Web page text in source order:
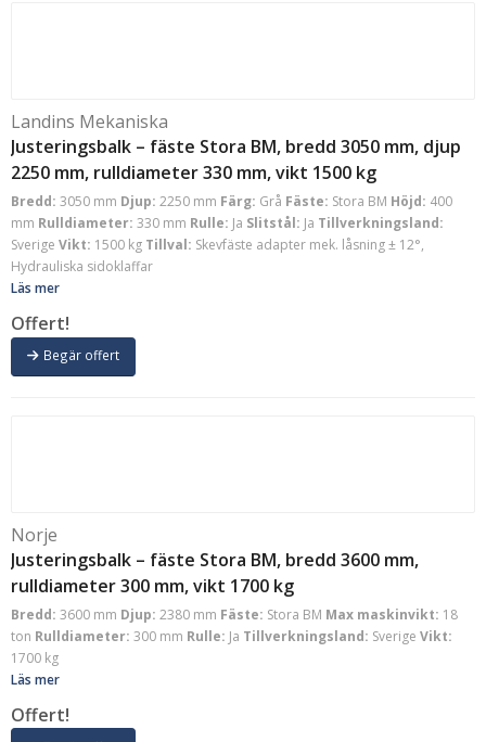
Landins Mekaniska
Justeringsbalk – fäste Stora BM, bredd 3050 mm, djup
2250 mm, rulldiameter 330 mm, vikt 1500 kg
Bredd: 3050 mm Djup: 2250 mm Färg: Grå Fäste: Stora BM Höjd: 400
mm Rulldiameter: 330 mm Rulle: Ja Slitstål: Ja Tillverkningsland:
Sverige Vikt: 1500 kg Tillval: Skevfäste adapter mek. låsning ± 12°,
Hydrauliska sidoklaffar
Läs mer
Offert!
Begär offert
Norje
Justeringsbalk – fäste Stora BM, bredd 3600 mm,
rulldiameter 300 mm, vikt 1700 kg
Bredd: 3600 mm Djup: 2380 mm Fäste: Stora BM Max maskinvikt: 18
ton Rulldiameter: 300 mm Rulle: Ja Tillverkningsland: Sverige Vikt:
1700 kg
Läs mer
Offert!